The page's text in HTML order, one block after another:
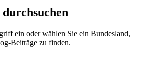
ein oder wählen Sie ein Bundesland,
Beiträge zu finden.